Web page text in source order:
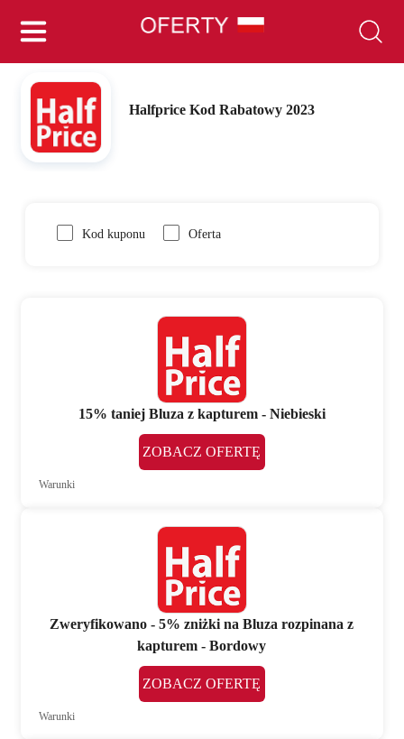
Halfprice Kod Rabatowy 2023
Kod kuponu Oferta
15% taniej Bluza z kapturem - Niebieski
ZOBACZ OFERTĘ
Warunki
Zweryfikowano - 5% zniżki na Bluza rozpinana z
kapturem - Bordowy
ZOBACZ OFERTĘ
Warunki